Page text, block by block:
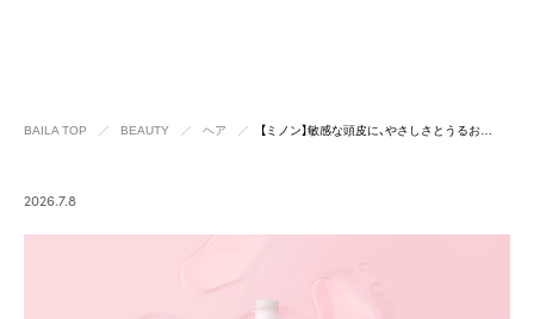
BAILA TOP BEAUTY ヘア 【ミノン】敏感な頭皮に、やさしさとうるお…
2026.7.8